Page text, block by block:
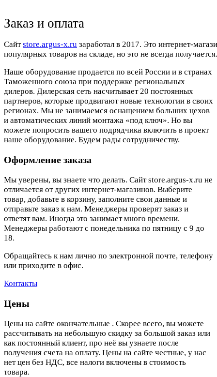
Заказ и оплата
Cайтstore.argus-x.ru заработал в 2017. Это интернет-
популярных товаров на складе, но это не всегда
Наше оборудование продается по всей России и в странах
Таможенного союза при поддержке региональных
дилеров. Дилерская сеть насчитывает 20 постоянных
партнеров, которые продвигают новые технологии в своих
регионах. Мы не занимаемся оснащением больших цехов
и автоматических линий монтажа «под ключ». Но вы
можете попросить вашего подрядчика включить в проект
наше оборудование. Будем рады сотрудничеству.
Оформление заказа
Мы уверены, вы знаете что делать. Сайт store.argus-x.ru не
отличается от других интернет-магазинов. Выберите
товар, добавьте в корзину, заполните свои данные и
отправьте заказ к нам. Менеджеры проверят заказ и
ответят вам. Иногда это занимает много времени.
Менеджеры работают с понедельника по пятницу с 9 до
18.
Обращайтесь к нам лично по электронной почте, телефону
или приходите в офис.
Контакты
Цены
Цены на сайте окончательные . Скорее всего, вы можете
рассчитывать на небольшую скидку за большой заказ или
как постоянный клиент, про неё вы узнаете после
получения счета на оплату. Цены на сайте честные, у нас
нет цен без НДС, все налоги включены в стоимость
товара.